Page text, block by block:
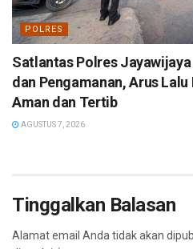
POLRES
Satlantas Polres
dan Pengamanan, Arus
Aman dan Tertib
AGUSTUS 7, 2026
Tinggalkan Balasan
Alamat email Anda tidak akan